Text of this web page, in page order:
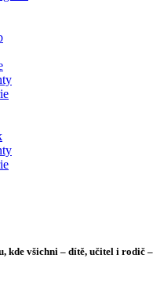
kde všichni – dítě, učitel i rodič